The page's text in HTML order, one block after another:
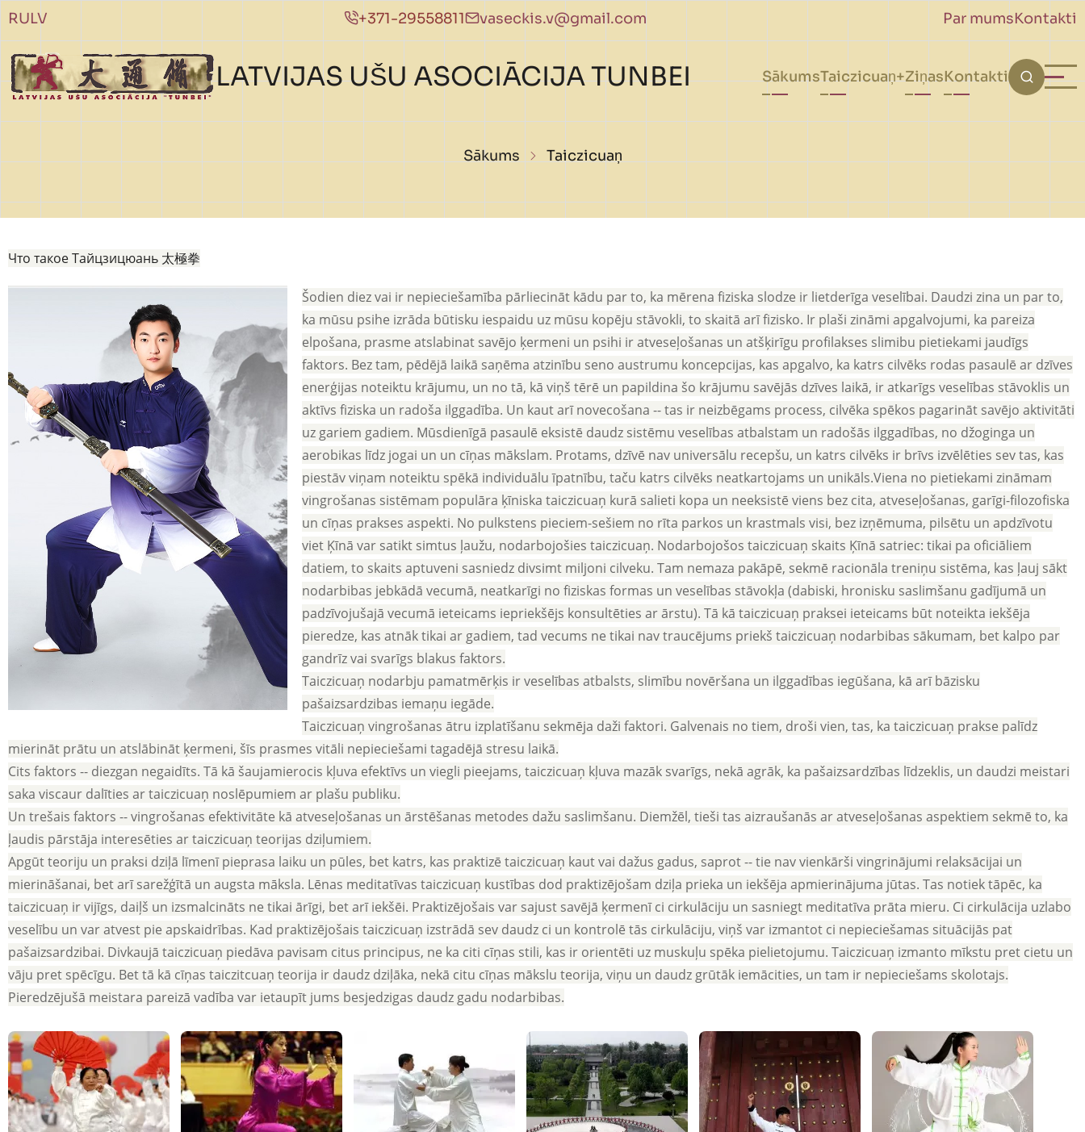
Pārlekt uz galveno saturu
RULV +371-29558811 vaseckis.v@gmail.com Par mumsKontakti
LATVIJAS UŠU ASOCIĀCIJA TUNBEI
Galvenā
navigācija
SākumsTaiczicuaņ ZiņasKontakti
Atpakaļceļš
Sākums Taiczicuaņ
Что такое Тайцзицюань 太極拳
Šodien diez vai ir nepieciešamība pārliecināt kādu par to, ka mērena fiziska slodze ir lietderīga veselībai. Daudzi zina un par to,
ka mūsu psihe izrāda būtisku iespaidu uz mūsu kopēju stāvokli, to skaitā arī fizisko. Ir plaši zināmi apgalvojumi, ka pareiza
elpošana, prasme atslabinat savējo ķermeni un psihi ir atveseļošanas un atšķirīgu profilakses slimibu pietiekami jaudīgs
faktors. Bez tam, pēdējā laikā saņēma atzinību seno austrumu koncepcijas, kas apgalvo, ka katrs cilvēks rodas pasaulē ar dzīves
enerģijas noteiktu krājumu, un no tā, kā viņš tērē un papildina šo krājumu savējās dzīves laikā, ir atkarīgs veselības stāvoklis un
aktīvs fiziska un radoša ilggadība. Un kaut arī novecošana -- tas ir neizbēgams process, cilvēka spēkos pagarināt savējo aktivitāti
uz gariem gadiem. Mūsdienīgā pasaulē eksistē daudz sistēmu veselības atbalstam un radošās ilggadības, no džoginga un
aerobikas līdz jogai un un cīņas mākslam. Protams, dzīvē nav universālu recepšu, un katrs cilvēks ir brīvs izvēlēties sev tas, kas
piestāv viņam noteiktu spēkā individuālu īpatnību, taču katrs cilvēks neatkartojams un unikāls.Viena no pietiekami zināmam
vingrošanas sistēmam populāra ķīniska taiczicuaņ kurā salieti kopa un neeksistē viens bez cita, atveseļošanas, garīgi-filozofiska
un cīņas prakses aspekti. No pulkstens pieciem-sešiem no rīta parkos un krastmals visi, bez izņēmuma, pilsētu un apdzīvotu
viet Ķīnā var satikt simtus ļaužu, nodarbojošies taiczicuaņ. Nodarbojošos taiczicuaņ skaits Ķīnā satriec: tikai pa oficiāliem
datiem, to skaits aptuveni sasniedz divsimt miljoni cilveku. Tam nemaza pakāpē, sekmē racionāla treniņu sistēma, kas ļauj sākt
nodarbibas jebkādā vecumā, neatkarīgi no fiziskas formas un veselības stāvokļa (dabiski, hronisku saslimšanu gadījumā un
padzīvojušajā vecumā ieteicams iepriekšējs konsultēties ar ārstu). Tā kā taiczicuaņ praksei ieteicams būt noteikta iekšēja
pieredze, kas atnāk tikai ar gadiem, tad vecums ne tikai nav traucējums priekš taiczicuaņ nodarbibas sākumam, bet kalpo par
gandrīz vai svarīgs blakus faktors.
Taiczicuaņ nodarbju pamatmērķis ir veselības atbalsts, slimību novēršana un ilggadības iegūšana, kā arī bāzisku
pašaizsardzibas iemaņu iegāde.
Taiczicuaņ vingrošanas ātru izplatīšanu sekmēja daži faktori. Galvenais no tiem, droši vien, tas, ka taiczicuaņ prakse palīdz
mierināt prātu un atslābināt ķermeni, šīs prasmes vitāli nepieciešami tagadējā stresu laikā.
Cits faktors -- diezgan negaidīts. Tā kā šaujamierocis kļuva efektīvs un viegli pieejams, taiczicuaņ kļuva mazāk svarīgs, nekā agrāk, ka pašaizsardzības līdzeklis, un daudzi meistari
saka viscaur dalīties ar taiczicuaņ noslēpumiem ar plašu publiku.
Un trešais faktors -- vingrošanas efektivitāte kā atveseļošanas un ārstēšanas metodes dažu saslimšanu. Diemžēl, tieši tas aizraušanās ar atveseļošanas aspektiem sekmē to, ka
ļaudis pārstāja interesēties ar taiczicuaņ teorijas dziļumiem.
Apgūt teoriju un praksi dziļā līmenī pieprasa laiku un pūles, bet katrs, kas praktizē taiczicuaņ kaut vai dažus gadus, saprot -- tie nav vienkārši vingrinājumi relaksācijai un
mierināšanai, bet arī sarežģītā un augsta māksla. Lēnas meditatīvas taiczicuaņ kustības dod praktizējošam dziļa prieka un iekšēja apmierinājuma jūtas. Tas notiek tāpēc, ka
taiczicuaņ ir vijīgs, daiļš un izsmalcināts ne tikai ārīgi, bet arī iekšēi. Praktizējošais var sajust savējā ķermenī ci cirkulāciju un sasniegt meditatīva prāta mieru. Ci cirkulācija uzlabo
veselību un var atvest pie apskaidrības. Kad praktizējošais taiczicuaņ izstrādā sev daudz ci un kontrolē tās cirkulāciju, viņš var izmantot ci nepieciešamas situācijās pat
pašaizsardzibai. Divkaujā taiczicuaņ piedāva pavisam citus principus, ne ka citi cīņas stili, kas ir orientēti uz muskuļu spēka pielietojumu. Taiczicuaņ izmanto mīkstu pret cietu un
vāju pret spēcīgu. Bet tā kā cīņas taiczitcuaņ teorija ir daudz dziļāka, nekā citu cīņas mākslu teorija, viņu un daudz grūtāk iemācities, un tam ir nepieciešams skolotajs.
Pieredzējušā meistara pareizā vadība var ietaupīt jums besjedzigas daudz gadu nodarbibas.